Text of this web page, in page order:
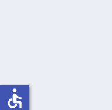
accessible